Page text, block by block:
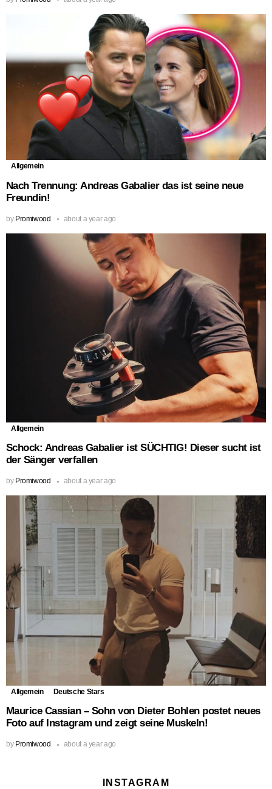
Allgemein
Nach Trennung: Andreas Gabalier das ist seine neue
Freundin!
by Promiwood about a year ago
Allgemein
Schock: Andreas Gabalier ist SÜCHTIG! Dieser sucht ist
der Sänger verfallen
by Promiwood about a year ago
Allgemein Deutsche Stars
Maurice Cassian – Sohn von Dieter Bohlen postet neues
Foto auf Instagram und zeigt seine Muskeln!
by Promiwood about a year ago
INSTAGRAM